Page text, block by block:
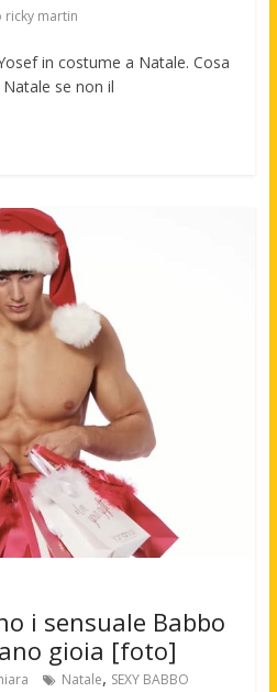
ricky martin
in costume a Natale. Cosa
Natale se non il
i sensuale Babbo
gioia [foto]
Natale, SEXY BABBO